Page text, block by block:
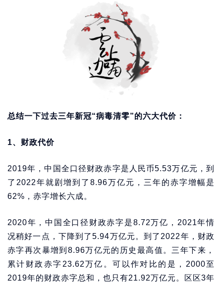
总结一下过去三年新冠“病毒清零”的六大代价：
1、财政代价
2019年，中国全口径财政赤字是人民币5.53万亿元，到
了2022年就剧增到了8.96万亿元，三年的赤字增幅是
62%，赤字增长六成。
2020年，中国全口径财政赤字是8.72万亿，2021年情
况稍好一点，下降到了5.94万亿元。到了2022年，财政
赤字再次暴增到8.96万亿元的历史最高值。三年下来，
累计财政赤字23.62万亿。可以作对比的是，2000至
2019年的财政赤字总和，也只有21.92万亿元。区区3年